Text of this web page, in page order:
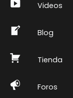
Videos
Blog
Tienda
Foros